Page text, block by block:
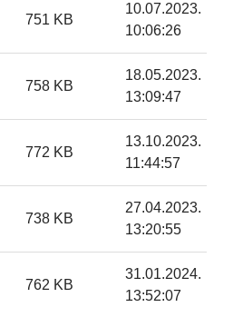
751 KB
10.07.2023.
10:06:26
758 KB
18.05.2023.
13:09:47
772 KB
13.10.2023.
11:44:57
738 KB
27.04.2023.
13:20:55
762 KB
31.01.2024.
13:52:07